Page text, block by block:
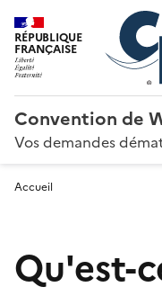
RÉPUBLIQUE
FRANÇAISE
Convention de
Vos demandes
Accueil
Qu'est-